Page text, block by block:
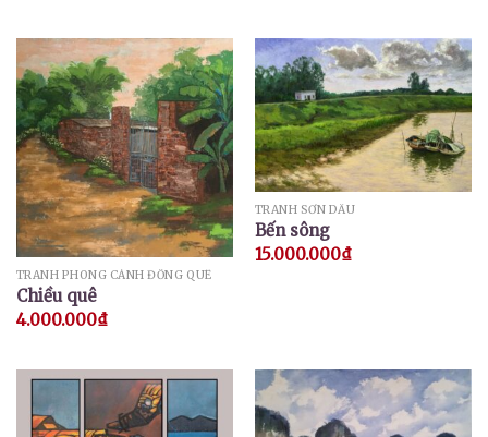
TRANH PHONG CẢNH ĐỒNG QUÊ
Chiều quê
4.000.000₫
TRANH SƠN DẦU
Bến sông
15.000.000₫